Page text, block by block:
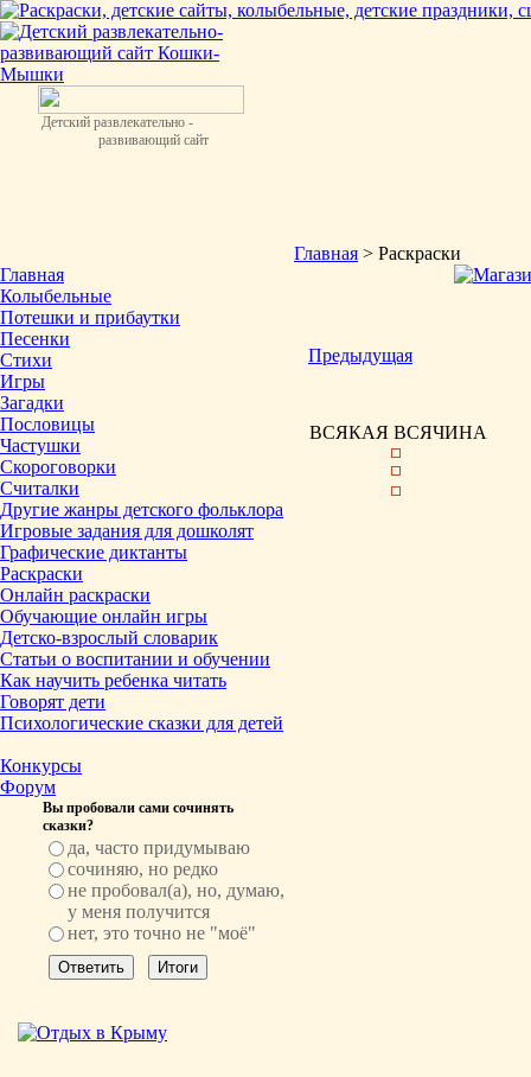
Детский развлекательно -
развивающий сайт
Главная
Колыбельные
Потешки и прибаутки
Песенки
Стихи
Игры
Загадки
Пословицы
Частушки
Скороговорки
Считалки
Другие жанры детского фольклора
Игровые задания для дошколят
Графические диктанты
Раскраски
Онлайн раскраски
Обучающие онлайн игры
Детско-взрослый словарик
Статьи о воспитании и обучении
Как научить ребенка читать
Говорят дети
Психологические сказки для детей
Конкурсы
Форум
Вы пробовали сами сочинять
сказки?
да, часто придумываю
сочиняю, но редко
не пробовал(а), но, думаю,
у меня получится
нет, это точно не "моё"
Главная > Раскраски
Предыдущая
ВСЯКАЯ ВСЯЧИНА